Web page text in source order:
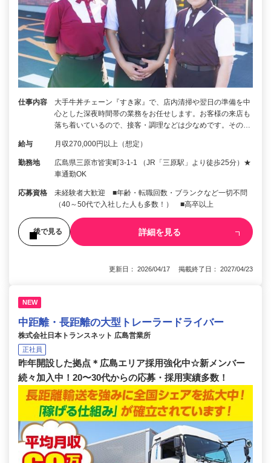
仕事内容
大手牛丼チェーン『すき家』で、店内清掃や翌日の準備を中
心とした深夜時間帯の業務をお任せします。お客様の来店も
落ち着いているので、接客・調理などは少なめです。その…
給与 月収270,000円以上（想定）
勤務地
広島県三原市皆実町3-1-1 （JR「三原駅」より徒歩25分）★
車通勤OK
応募資格
未経験者大歓迎 ■年齢・転職回数・ブランクなど一切不問
（40～50代で入社した人も多数！） ■高卒以上
後で見る 詳細を見る
更新日： 2026/04/17 掲載終了日： 2027/04/23
NEW
中距離・長距離の大型トレーラードライバー
株式会社日本トランスネット 広島営業所
正社員
昨年開設した拠点＊広島エリア採用強化中☆新メンバー
続々加入中！20〜30代からの応募・採用実績多数！